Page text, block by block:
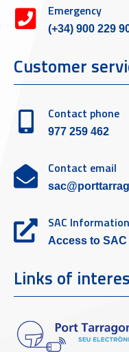
Emergency
(+34) 900 229
Customer
Contact phone
977 259 462
Contact email
SAC Information
Access to
Links of